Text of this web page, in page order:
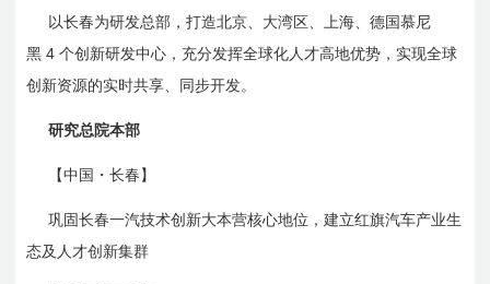
以长春为研发总部，打造北京、大湾区、上海、德国慕尼
黑 4个创新研发中心，充分发挥全球化人才高地优势，实现全球
创新资源的实时共享、同步开发。
研究总院本部
【中国・长春】
巩固长春一汽技术创新大本营核心地位，建立红旗汽车产业生
态及人才创新集群